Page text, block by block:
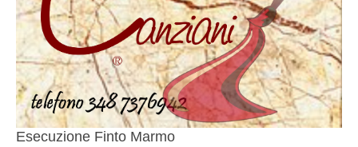
Esecuzione Finto Marmo